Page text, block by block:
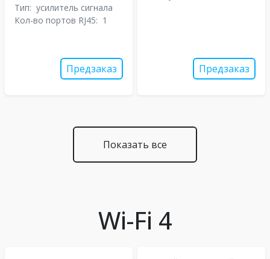
Тип: усилитель сигнала
Кол-во портов RJ45: 1
Предзаказ Предзаказ
Показать все
Wi-Fi 4